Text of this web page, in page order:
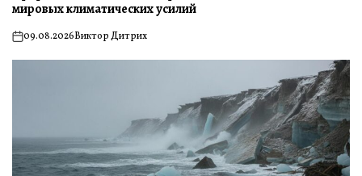
мировых климатических усилий
on09.08.2026Виктор Дитрих